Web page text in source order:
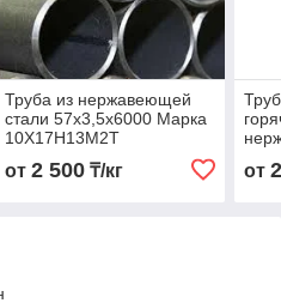
Труба из нержавеющей
стали 57х3,5х6000 Марка
10Х17Н13М2Т
от 2 500₸/кг от